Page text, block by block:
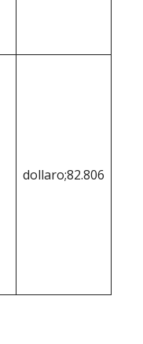
dollaro;82.806